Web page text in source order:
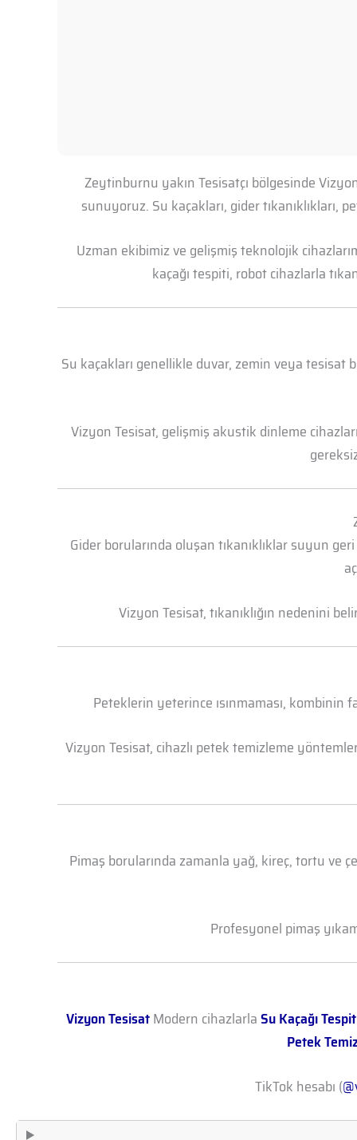
Zeytinburnu yakın Tesisatçı bölgesinde
sunuyoruz. Su kaçakları, gider
Uzman ekibimiz ve gelişmiş teknolojik
kaçağı tespiti, robot cihazlarla
Su kaçakları genellikle duvar, zemin veya tesisat
Vizyon Tesisat, gelişmiş akustik dinleme
Gider borularında oluşan tıkanıklıklar suyun
Vizyon Tesisat, tıkanıklığın nedenini
Peteklerin yeterince ısınmaması, kombinin
Vizyon Tesisat, cihazlı petek temizleme
Pimaş borularında zamanla yağ, kireç, tortu ve
Profesyonel pimaş
Vizyon TesisatModern cihazlarlaSu Kaçağı
Petek
TikTok hesabı (